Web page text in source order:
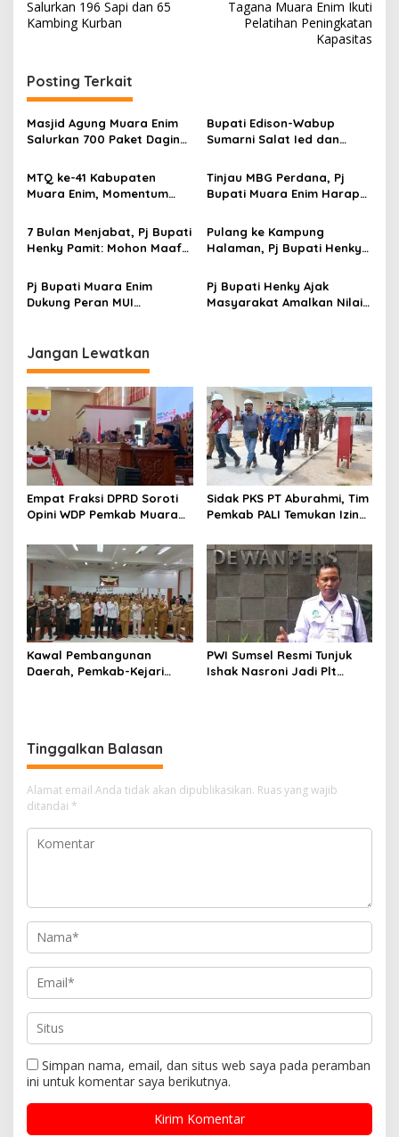
v
g
a
s
i
p
o
s
Salurkan 196 Sapi dan 65
Kambing Kurban
Tagana Muara Enim Ikuti
Pelatihan Peningkatan
Kapasitas
Posting Terkait
Masjid Agung Muara Enim
Salurkan 700 Paket Daging
Bupati Edison-Wabup
Sumarni Salat Ied dan
di Masjid Agung
MTQ ke-41 Kabupaten
Muara Enim, Momentum
Tinjau MBG Perdana, Pj
Bupati Muara Enim Harap
Baik
7 Bulan Menjabat, Pj Bupati
Henky Pamit: Mohon Maaf
Pulang ke Kampung
Halaman, Pj Bupati Henky
Kalamudin Djinab dan
Bantu 3 Masjid
Pj Bupati Muara Enim
Dukung Peran MUI
Pj Bupati Henky Ajak
Masyarakat Amalkan Nilai
Jangan Lewatkan
Empat Fraksi DPRD Soroti
Opini WDP Pemkab Muara
Kelola Keuangan
Sidak PKS PT Aburahmi, Tim
Pemkab PALI Temukan Izin
Kawal Pembangunan
Daerah, Pemkab-Kejari
PWI Sumsel Resmi Tunjuk
Ishak Nasroni Jadi Plt
Tinggalkan Balasan
Alamat email Anda tidak akan dipublikasikan. Ruas yang wajib
ditandai *
Simpan nama, email, dan situs web saya pada peramban
ini untuk komentar saya berikutnya.